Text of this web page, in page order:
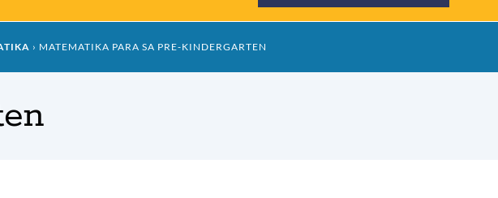
MATEMATIKA PARA SA PRE-KINDERGARTEN